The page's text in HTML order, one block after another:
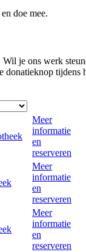
doe mee.
je ons werk
tijdens
Meer
informatie
en
reserveren
Meer
informatie
en
reserveren
Meer
informatie
en
reserveren